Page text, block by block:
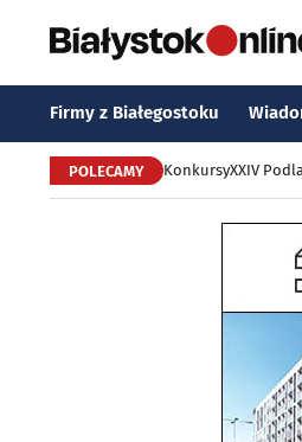
Firmy z Białegostoku
POLECAMY KonkursyXXIV